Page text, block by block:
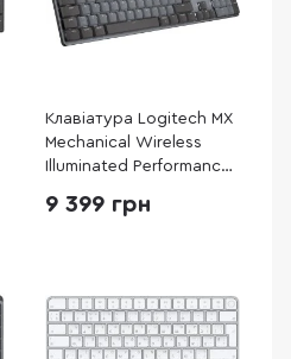
Клавіатура Logitech MX
Mechanical Wireless
Illuminated Performance
9 399 грн